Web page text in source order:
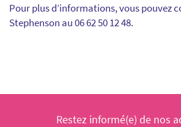
Pour plus d’informations, vous pouvez
Stephenson au 06 62 50 12 48.
Restez informé(e) de nos